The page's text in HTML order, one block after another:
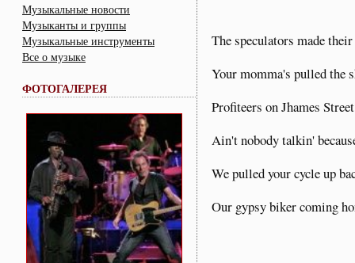
Музыкальные новости
Музыканты и группы
Музыкальные инструменты
Все о музыке
ФОТОГАЛЕРЕЯ
The speculators made
Your momma's pulled the
Profiteers on Jhames
Ain't nobody talkin'
We pulled your cycle up
Our gypsy biker coming